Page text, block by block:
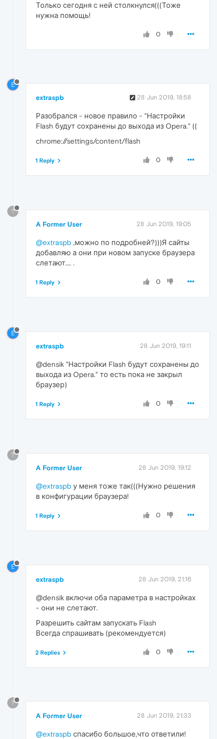
Только сегодня с ней столкнулся(((Тоже
нужна помощь!
0
E
extraspb 28 Jun 2019, 18:58
Разобрался - новое правило - "Настройки
Flash будут сохранены до выхода из Opera." ((
chrome://settings/content/flash
0
1 Reply
?
A Former User 28 Jun 2019, 19:05
@extraspb ,можно по подробней?)))Я сайты
добавляю а они при новом запуске браузера
слетают.... .
0
1 Reply
E
extraspb 28 Jun 2019, 19:11
@densik "Настройки Flash будут сохранены до
выхода из Opera." то есть пока не закрыл
браузер)
0
1 Reply
?
A Former User 28 Jun 2019, 19:12
@extraspb у меня тоже так(((Нужно решения
в конфигурации браузера!
0
1 Reply
E
extraspb 28 Jun 2019, 21:16
@densik включи оба параметра в настройках
- они не слетают.
Разрешить сайтам запускать Flash
Всегда спрашивать (рекомендуется)
0
2 Replies
?
A Former User 28 Jun 2019, 21:33
@extraspb спасибо большое,что ответили!